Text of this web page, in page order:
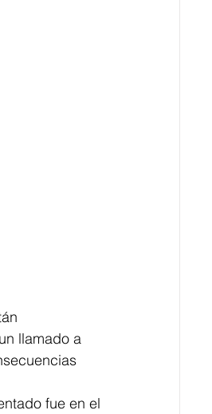
llamado a
fue en el